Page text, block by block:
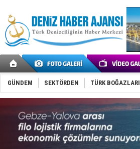
GÜNDEM SEKTÖRDEN TÜRK BOĞAZLARI